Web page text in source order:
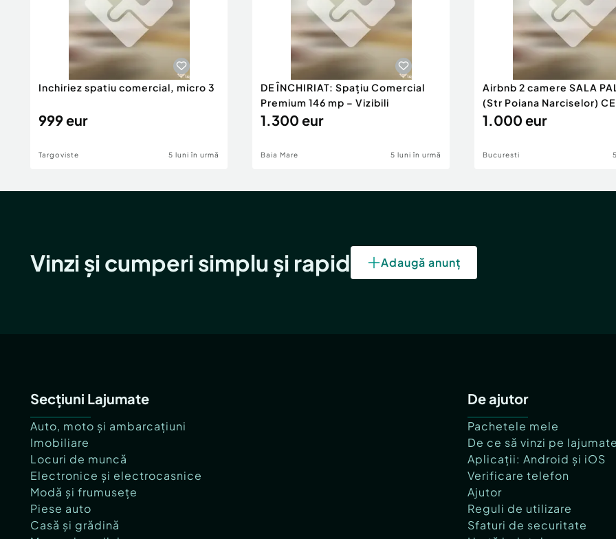
Inchiriez spatiu comercial, micro 3
999 eur
Targoviste 5 luni în urmă
DE ÎNCHIRIAT: Spațiu Comercial
Premium 146 mp – Vizibili
1.300 eur
Baia Mare 5 luni în urmă
Airbnb 2 camere SALA
(Str Poiana Narciselor)
1.000 eur
Bucuresti
Vinzi și cumperi simplu și rapid Adaugă anunț
Secțiuni Lajumate
Auto, moto și ambarcațiuni
Imobiliare
Locuri de muncă
Electronice și electrocasnice
Modă și frumusețe
Piese auto
Casă și grădină
De ajutor
Pachetele mele
De ce să vinzi pe
Aplicații: Android și iOS
Verificare telefon
Ajutor
Reguli de utilizare
Sfaturi de securitate